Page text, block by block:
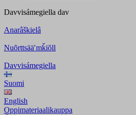
Davvisámegiella dav
Anarâškielâ
Nuõrttsääʹmǩiõll
Davvisámegiella
Suomi
English
Oppimateriaalikauppa